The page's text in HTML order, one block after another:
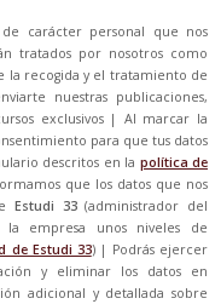
carácter personal que nos
tratados por nosotros como
la recogida y el tratamiento de
nuestras publicaciones,
exclusivos | Al marcar la
para que tus datos
descritos en la política de
que los datos que nos
Estudi 33(administrador del
la empresa unos niveles de
de Estudi 33) | Podrás ejercer
y eliminar los datos en
adicional y detallada sobre